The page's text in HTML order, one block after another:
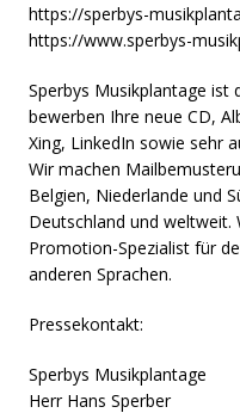
https://sperbys-
https://www.sperbys-
Sperbys Musikplantage
bewerben Ihre neue CD,
Xing, LinkedIn sowie sehr
Wir machen
Belgien, Niederlande und
Deutschland und weltweit.
Promotion-Spezialist für
anderen Sprachen.
Pressekontakt:
Sperbys Musikplantage
Herr Hans Sperber